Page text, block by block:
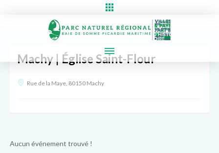
Machy | Église Saint-Flour
Rue de la Maye, 80150 Machy
Aucun événement trouvé !